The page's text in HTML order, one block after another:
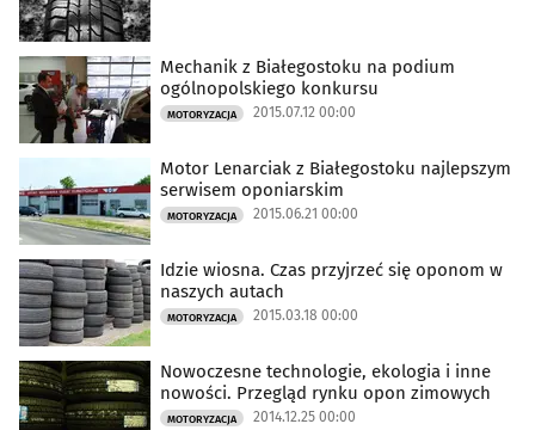
Mechanik z Białegostoku na podium
ogólnopolskiego konkursu
MOTORYZACJA 2015.07.12 00:00
Motor Lenarciak z Białegostoku najlepszym
serwisem oponiarskim
MOTORYZACJA 2015.06.21 00:00
Idzie wiosna. Czas przyjrzeć się oponom w
naszych autach
MOTORYZACJA 2015.03.18 00:00
Nowoczesne technologie, ekologia i inne
nowości. Przegląd rynku opon zimowych
MOTORYZACJA 2014.12.25 00:00